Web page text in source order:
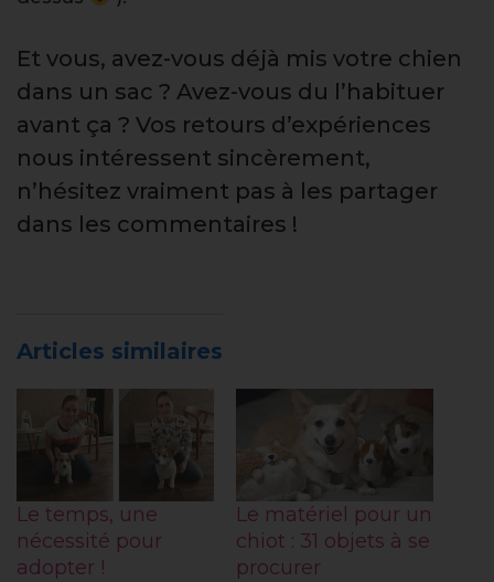
Et vous, avez-vous déjà mis votre chien
dans un sac ? Avez-vous du l’habituer
avant ça ? Vos retours d’expériences
nous intéressent sincèrement,
n’hésitez vraiment pas à les partager
dans les commentaires !
Articles similaires
Le temps, une
nécessité pour
adopter !
Le matériel pour un
chiot : 31 objets à se
procurer